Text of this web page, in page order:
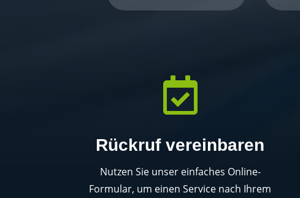

Rückruf vereinbaren
Nutzen Sie unser einfaches Online-
Formular, um einen Service nach Ihrem